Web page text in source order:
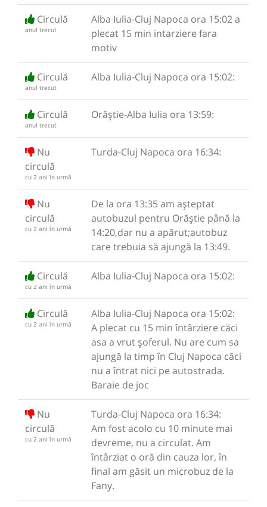
Circulă
anul trecut
Alba Iulia-Cluj Napoca ora 15:02 a
plecat 15 min intarziere fara
motiv
Circulă
anul trecut
Alba Iulia-Cluj Napoca ora 15:02:
Circulă
anul trecut
Orăștie-Alba Iulia ora 13:59:
Nu
circulă
cu 2 ani în urmă
Turda-Cluj Napoca ora 16:34:
Nu
circulă
cu 2 ani în urmă
De la ora 13:35 am așteptat
autobuzul pentru Orăștie până la
14:20,dar nu a apărut;autobuz
care trebuia să ajungă la 13:49.
Circulă
cu 2 ani în urmă
Alba Iulia-Cluj Napoca ora 15:02:
Circulă
cu 2 ani în urmă
Alba Iulia-Cluj Napoca ora 15:02:
A plecat cu 15 min întârziere căci
asa a vrut șoferul. Nu are cum sa
ajungă la timp în Cluj Napoca căci
nu a întrat nici pe autostrada.
Baraie de joc
Nu
circulă
cu 2 ani în urmă
Turda-Cluj Napoca ora 16:34:
Am fost acolo cu 10 minute mai
devreme, nu a circulat. Am
întârziat o oră din cauza lor, în
final am găsit un microbuz de la
Fany.